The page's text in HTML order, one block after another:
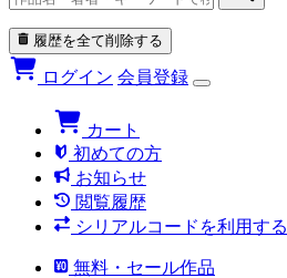
履歴を全て削除する
ログイン 会員登録
カート
初めての方
お知らせ
閲覧履歴
シリアルコードを利用する
無料・セール作品